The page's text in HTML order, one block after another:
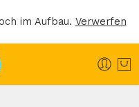
im Aufbau. Verwerfen